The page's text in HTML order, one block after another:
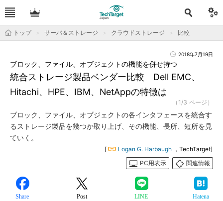
トップ サーバ＆ストレージ クラウドストレージ 比較
2018年7月19日
統合ストレージ製品ベンダー比較 Dell EMC、
Hitachi、HPE、IBM、NetAppの特徴は
ブロック、ファイル、オブジェクトの機能を併せ持つ
（1/3 ページ）
ブロック、ファイル、オブジェクトの各インタフェースを統合す
るストレージ製品を幾つか取り上げ、その機能、長所、短所を見
ていく。
[ Logan G. Harbaugh ，TechTarget]
PC用表示
関連情報
Share Post LINE Hatena